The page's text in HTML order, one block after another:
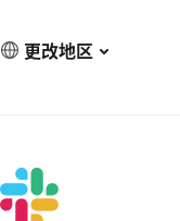
更改地区